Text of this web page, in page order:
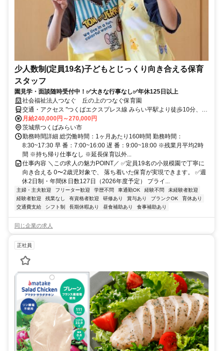
少人数制(定員19名)子どもとじっくり向き合える保育
スタッフ
園見学・面談随時受付中！✅大きな行事なし✅年休125日以上
社会福祉法人つなぐ 丘の上のつなぐ保育園
交通・アクセス "つくばエクスプレス線 みらい平駅より徒歩10分、マ
イカー通勤OK 敷地内に従業員用駐車場完備
月給240,000円～270,000円
茨城県つくばみらい市
勤務時間詳細 総労働時間：1ヶ月あたり160時間 勤務時間：
8:30~17:30 早 番：7:00~16:00 遅 番：9:00~18:00 ※残業月平均2時
間 ※持ち帰り仕事なし ※延長保育以外...
仕事内容 ＼この求人の魅力POINT／ ✅定員19名の小規模園で丁寧に
向き合える 0〜2歳児対象で、 落ち着いた保育が実現できます。 ✅週
休2日制・年間休日数127日（2026年度予定） プライ...
主婦・主夫歓迎 フリーター歓迎 学歴不問 車通勤OK 経験不問
未経験者歓迎
経験者歓迎
残業なし 有資格者歓迎 研修あり 賞与あり ブランクOK
育休あり
交通費支給
シフト制 長期休暇あり 昼食補助あり 食事補助あり
同じ企業の求人
正社員